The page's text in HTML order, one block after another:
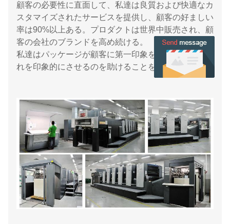
顧客の必要性に直面して、私達は良質および快適なカ
スタマイズされたサービスを提供し、顧客の好ましい
率は90%以上ある。プロダクトは世界中販売され、顧
客の会社のブランドを高め続ける。
私達はパッケージが顧客に第一印象を与え、私達がそ
れを印象的にさせるのを助けることを信じる。